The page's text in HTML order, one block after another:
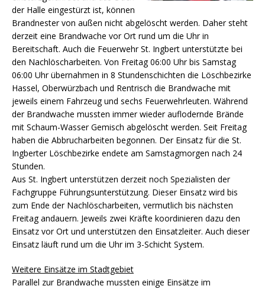
der Halle eingestürzt ist, können
Brandnester von außen nicht abgelöscht werden. Daher steht
derzeit eine Brandwache vor Ort rund um die Uhr in
Bereitschaft. Auch die Feuerwehr St. Ingbert unterstützte bei
den Nachlöscharbeiten. Von Freitag 06:00 Uhr bis Samstag
06:00 Uhr übernahmen in 8 Stundenschichten die Löschbezirke
Hassel, Oberwürzbach und Rentrisch die Brandwache mit
jeweils einem Fahrzeug und sechs Feuerwehrleuten. Während
der Brandwache mussten immer wieder auflodernde Brände
mit Schaum-Wasser Gemisch abgelöscht werden. Seit Freitag
haben die Abbrucharbeiten begonnen. Der Einsatz für die St.
Ingberter Löschbezirke endete am Samstagmorgen nach 24
Stunden.
Aus St. Ingbert unterstützen derzeit noch Spezialisten der
Fachgruppe Führungsunterstützung. Dieser Einsatz wird bis
zum Ende der Nachlöscharbeiten, vermutlich bis nächsten
Freitag andauern. Jeweils zwei Kräfte koordinieren dazu den
Einsatz vor Ort und unterstützen den Einsatzleiter. Auch dieser
Einsatz läuft rund um die Uhr im 3-Schicht System.
Weitere Einsätze im Stadtgebiet
Parallel zur Brandwache mussten einige Einsätze im